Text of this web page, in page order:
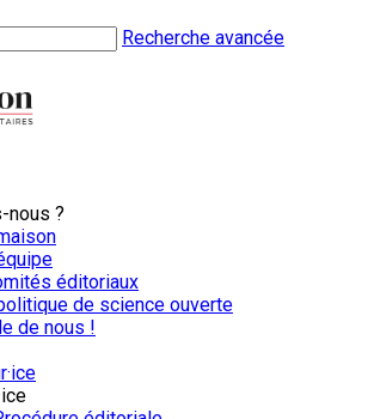
Recherche avancée
nous ?
éditoriaux
de science ouverte
de nous !